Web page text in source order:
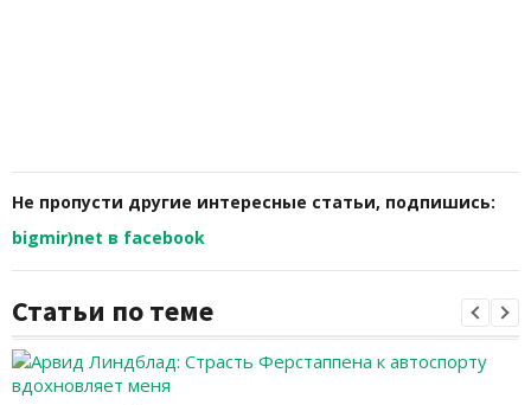
Не пропусти другие интересные статьи, подпишись:
bigmir)net в facebook
Статьи по теме